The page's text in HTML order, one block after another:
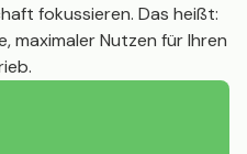
fokussieren. Das heißt:
maximaler Nutzen für Ihren